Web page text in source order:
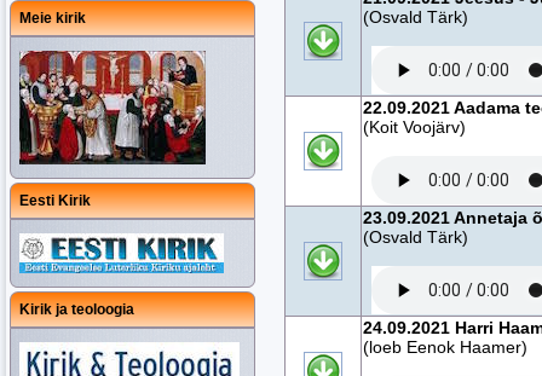
Meie kirik
Eesti Kirik
Kirik ja teoloogia
(Osvald Tärk)
22.09.2021 Aadama
(Koit Voojärv)
23.09.2021 Annetaja
(Osvald Tärk)
24.09.2021 Harri
(loeb Eenok Haamer)